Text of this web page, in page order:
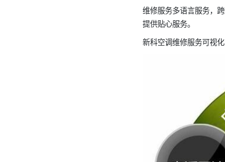
维修服务多语言服务，
提供贴心服务。
新科空调维修服务可视